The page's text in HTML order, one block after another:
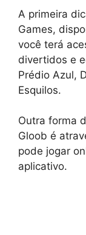
A primeira
Games,
você terá
divertidos e
Prédio Azul,
Esquilos.
Outra forma
Gloob é
pode jogar
aplicativo.